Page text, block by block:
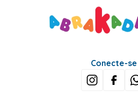
Conecte-se